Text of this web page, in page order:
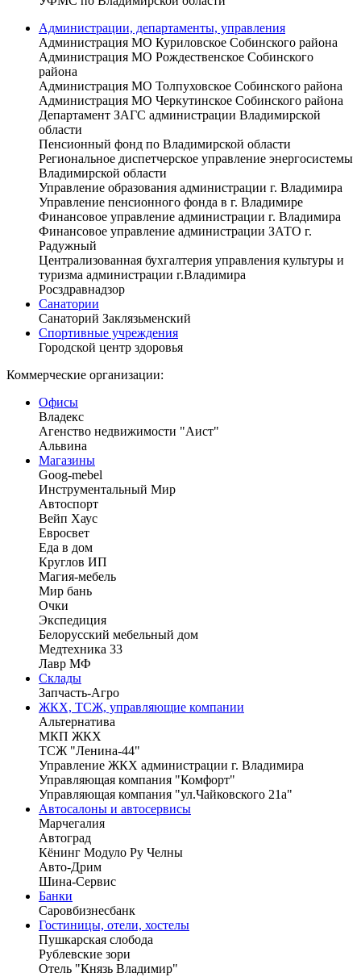
Администрации, департаменты, управления
Администрация МО Куриловское Собинского района
Администрация МО Рождественское Собинского
района
Администрация МО Толпуховское Собинского района
Администрация МО Черкутинское Собинского района
Департамент ЗАГС администрации Владимирской
области
Пенсионный фонд по Владимирской области
Региональное диспетчерское управление энергосистемы
Владимирской области
Управление образования администрации г. Владимира
Управление пенсионного фонда в г. Владимире
Финансовое управление администрации г. Владимира
Финансовое управление администрации ЗАТО г.
Радужный
Централизованная бухгалтерия управления культуры и
туризма администрации г.Владимира
Росздравнадзор
Санатории
Санаторий Заклязьменский
Спортивные учреждения
Городской центр здоровья
Коммерческие организации:
Офисы
Владекс
Агенство недвижимости "Аист"
Альвина
Магазины
Goog-mebel
Инструментальный Мир
Автоспорт
Вейп Хаус
Евросвет
Еда в дом
Круглов ИП
Магия-мебель
Мир бань
Очки
Экспедиция
Белорусский мебельный дом
Медтехника 33
Лавр МФ
Склады
Запчасть-Агро
ЖКХ, ТСЖ, управляющие компании
Альтернатива
МКП ЖКХ
ТСЖ "Ленина-44"
Управление ЖКХ администрации г. Владимира
Управляющая компания "Комфорт"
Управляющая компания "ул.Чайковского 21а"
Автосалоны и автосервисы
Марчегалия
Автоград
Кёнинг Модуло Ру Челны
Авто-Дрим
Шина-Сервис
Банки
Саровбизнесбанк
Гостиницы, отели, хостелы
Пушкарская слобода
Рублевские зори
Отель "Князь Владимир"